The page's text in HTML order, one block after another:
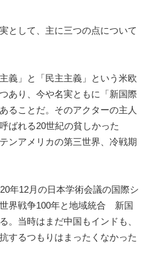
として、主に三つの点について
義」と「民主主義」という米欧
あり、今や名実ともに「新国際
ることだ。そのアクターの主人
ばれる20世紀の貧しかった
ンアメリカの第三世界、冷戦期
年12月の日本学術会議の国際シ
界戦争100年と地域統合 新国
。当時はまだ中国もインドも、
するつもりはまったくなかった